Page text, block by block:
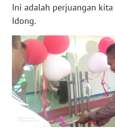
Ini adalah perjuangan kita
Idong.
WN
NTT
WN
KEPRI
WN
PAPUA